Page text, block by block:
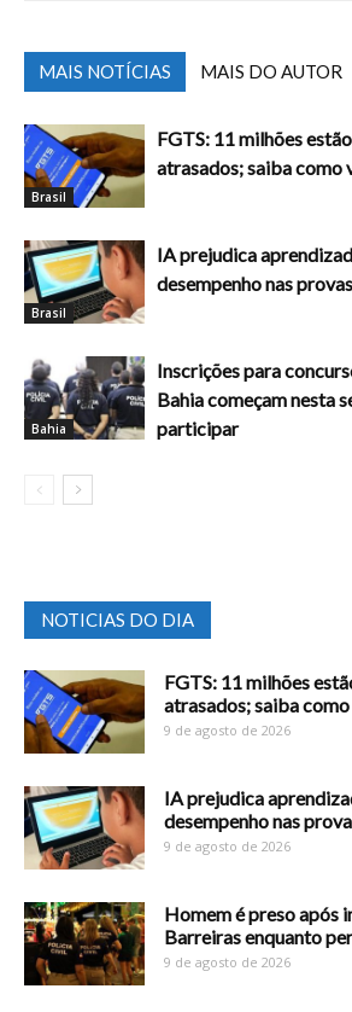
MAIS NOTÍCIAS MAIS DO AUTOR
Brasil
FGTS: 11 milhões
atrasados; saiba como
Brasil
IA prejudica
desempenho nas
Bahia
Inscrições para
Bahia começam nesta
participar
NOTICIAS DO DIA
FGTS: 11 milhões
atrasados; saiba
9 de agosto de 2026
IA prejudica
desempenho nas
9 de agosto de 2026
Homem é preso após
Barreiras enquanto
9 de agosto de 2026